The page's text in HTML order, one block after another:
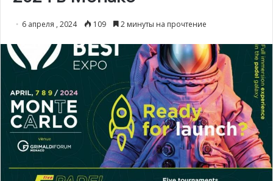
6 апреля , 2024 109 2 минуты на прочтение